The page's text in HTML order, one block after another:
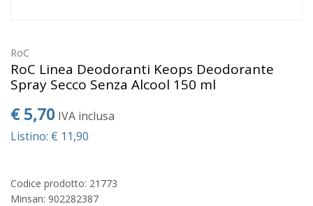
RoC
RoC Linea Deodoranti Keops Deodorante
Spray Secco Senza Alcool 150 ml
€ 5,70 IVA inclusa
Listino: € 11,90
Codice prodotto: 21773
Minsan: 902282387